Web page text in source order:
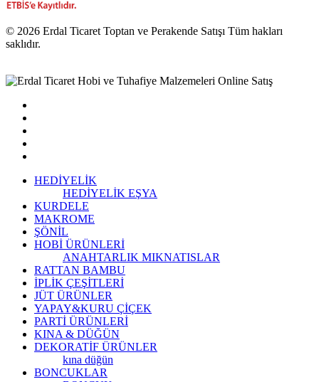
© 2026 Erdal Ticaret Toptan ve Perakende Satışı Tüm hakları
saklıdır.
HEDİYELİK
HEDİYELİK EŞYA
KURDELE
MAKROME
ŞÖNİL
HOBİ ÜRÜNLERİ
ANAHTARLIK MIKNATISLAR
RATTAN BAMBU
İPLİK ÇEŞİTLERİ
JÜT ÜRÜNLER
YAPAY&KURU ÇİÇEK
PARTİ ÜRÜNLERİ
KINA & DÜĞÜN
DEKORATİF ÜRÜNLER
kına düğün
BONCUKLAR